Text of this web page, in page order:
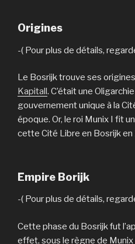
Origines
-( Pour plus de détails,
Le Bosrijk trouve ses
Kapitall. C’était une
gouvernement unique à la
époque. Or, le roi Munix I fit
cette Cité Libre en Bosrijk en
Empire Borijk
-( Pour plus de détails,
Cette phase du Bosrijk fut
effet, sous le règne de Munix